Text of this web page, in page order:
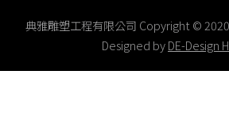
典雅雕塑工程有限公司 Copyright ©
Designed byDE-Design